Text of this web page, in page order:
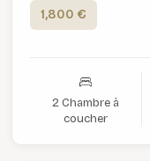
1,800 €
2 Chambre à
coucher